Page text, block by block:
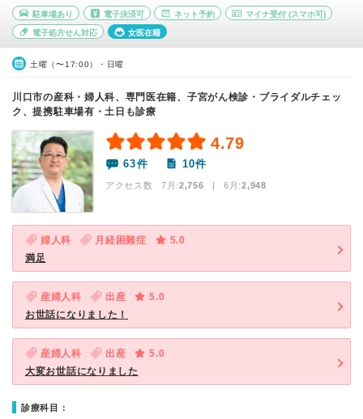
駐車場あり 電子決済可 ネット予約 マイナ受付 (スマホ可)
電子処方せん対応 女医在籍
土曜（〜17:00）・日曜
川口市の産科・婦人科、専門医在籍、子宮がん検診・ブライダルチェッ
ク、提携駐車場有・土日も診療
4.79
63件 10件
アクセス数 7月:2,756 | 6月:2,948
婦人科 月経困難症
5.0
満足
産婦人科 出産
5.0
お世話になりました！
産婦人科 出産
5.0
大変お世話になりました
診療科目：